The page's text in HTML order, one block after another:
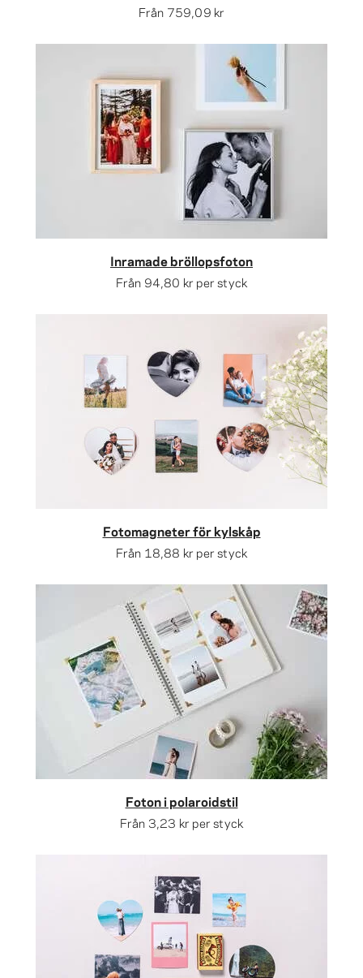
Från 759,09 kr
Inramade bröllopsfoton
Från 94,80 kr per styck
Fotomagneter för kylskåp
Från 18,88 kr per styck
Foton i polaroidstil
Från 3,23 kr per styck